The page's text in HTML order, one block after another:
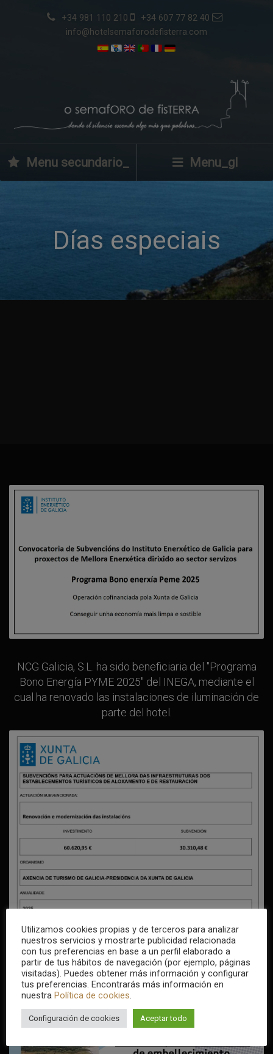
+34 981 110 210
+34 607 77 82 40
info@hotelsemaforodefisterra.com
Menu secundario_ Menu_gl
Días especiais
NCG Galicia, S.L. ha sido beneficiaria del "Programa
Bono Energía PYME 2025" del INEGA, mediante el
cual ha renovado las instalaciones de iluminación de
parte del hotel.
Utilizamos cookies propias y de terceros para analizar
nuestros servicios y mostrarte publicidad relacionada
con tus preferencias en base a un perfil elaborado a
partir de tus hábitos de navegación (por ejemplo, páginas
visitadas). Puedes obtener más información y configurar
tus preferencias. Encontrarás más información en
nuestra Política de cookies.
Configuración de cookies Aceptar todo